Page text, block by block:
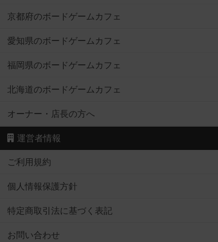
京都府のボードゲームカフェ
愛知県のボードゲームカフェ
福岡県のボードゲームカフェ
北海道のボードゲームカフェ
オーナー・店長の方へ
運営者情報
ご利用規約
個人情報保護方針
特定商取引法に基づく表記
お問い合わせ